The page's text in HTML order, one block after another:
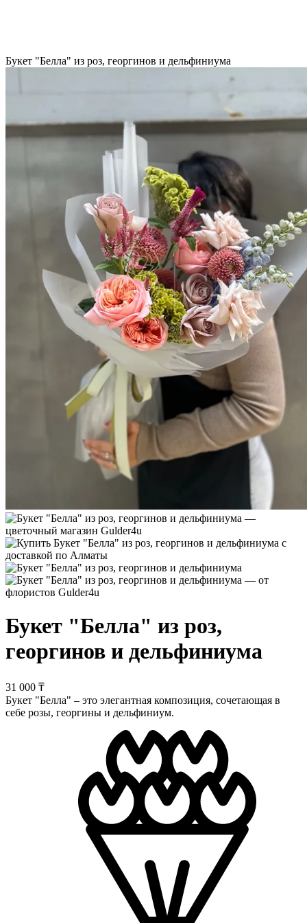
Букет "Белла" из роз, георгинов и дельфиниума
Букет "Белла" из роз,
георгинов и дельфиниума
31 000 ₸
Букет "Белла" – это элегантная композиция, сочетающая в
себе розы, георгины и дельфиниум.